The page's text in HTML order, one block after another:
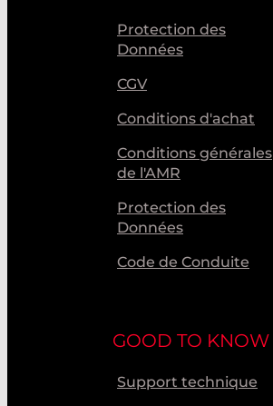
Protection des
Données
CGV
Conditions d'achat
Conditions générales
de l'AMR
Protection des
Données
Code de Conduite
GOOD TO KNOW
Support technique